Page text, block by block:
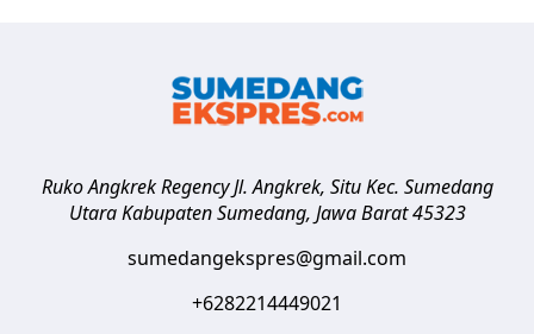
Ruko Angkrek Regency Jl. Angkrek, Situ Kec. Sumedang
Utara Kabupaten Sumedang, Jawa Barat 45323
sumedangekspres@gmail.com
+6282214449021